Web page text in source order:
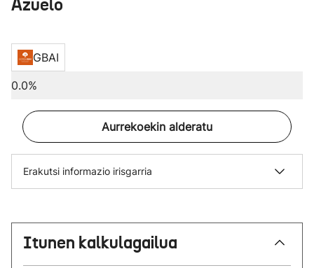
Azuelo
GBAI
0.0%
Aurrekoekin alderatu
Erakutsi informazio irisgarria
Itunen kalkulagailua